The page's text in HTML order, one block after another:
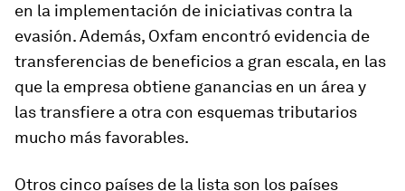
en la implementación de iniciativas contra la
evasión. Además, Oxfam encontró evidencia de
transferencias de beneficios a gran escala, en las
que la empresa obtiene ganancias en un área y
las transfiere a otra con esquemas tributarios
mucho más favorables.
Otros cinco países de la lista son los países